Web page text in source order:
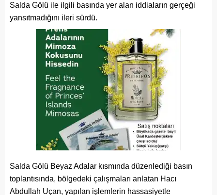
Salda Gölü ile ilgili basında yer alan iddiaların gerçeği
yansıtmadığını ileri sürdü.
Salda Gölü Beyaz Adalar kısmında düzenlediği basın
toplantısında, bölgedeki çalışmaları anlatan Hacı
Abdullah Uçan, yapılan işlemlerin hassasiyetle